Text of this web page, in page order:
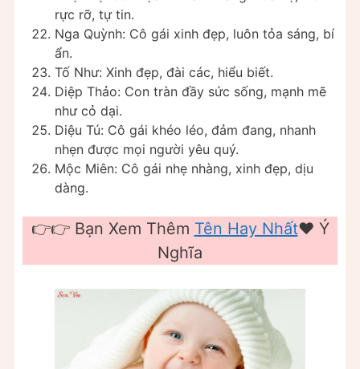
rực rỡ, tự tin.
Nga Quỳnh: Cô gái xinh đẹp, luôn tỏa sáng, bí
ẩn.
Tố Như: Xinh đẹp, đài các, hiểu biết.
Diệp Thảo: Con tràn đầy sức sống, mạnh mẽ
như cỏ dại.
Diệu Tú: Cô gái khéo léo, đảm đang, nhanh
nhẹn được mọi người yêu quý.
Mộc Miên: Cô gái nhẹ nhàng, xinh đẹp, dịu
dàng.
👉👉 Bạn Xem Thêm Tên Hay Nhất❤️️ Ý
Nghĩa